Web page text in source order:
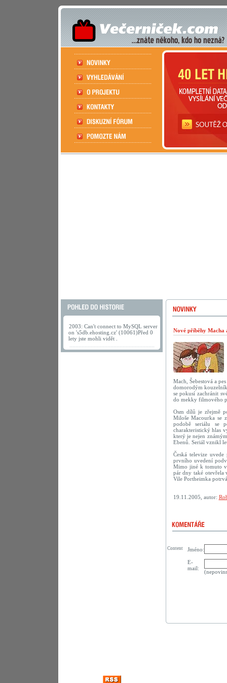
2003: Can't connect to MySQL server
on 's5db.ehosting.cz' (10061)Před 0
lety jste mohli vidět .
Nové příběhy Macha
Mach, Šebestová a
domorodým
se pokusí zachránit
do mekky filmového
Osm dílů je zřejmě
Miloše Macourka se
podobě seriálu se
charakteristický hlas
který je nejen
Ebenů. Seriál vznikl
Česká televize
prvního uvedení
Mimo jiné k tomuto
pár dny také otevřela
Vile Portheimka
19.11.2005, autor:
Jméno:
E-
mail:
Content